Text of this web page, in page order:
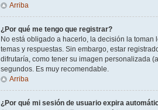
Arriba
¿Por qué me tengo que registrar?
No está obligado a hacerlo, la decisión la
temas y respuestas. Sin embargo, estar
difrutaría, como tener su imagen personalizada
segundos. Es muy recomendable.
Arriba
¿Por qué mi sesión de usuario expira